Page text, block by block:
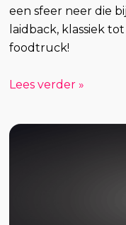
een sfeer neer die
laidback, klassiek
foodtruck!
Lees verder »